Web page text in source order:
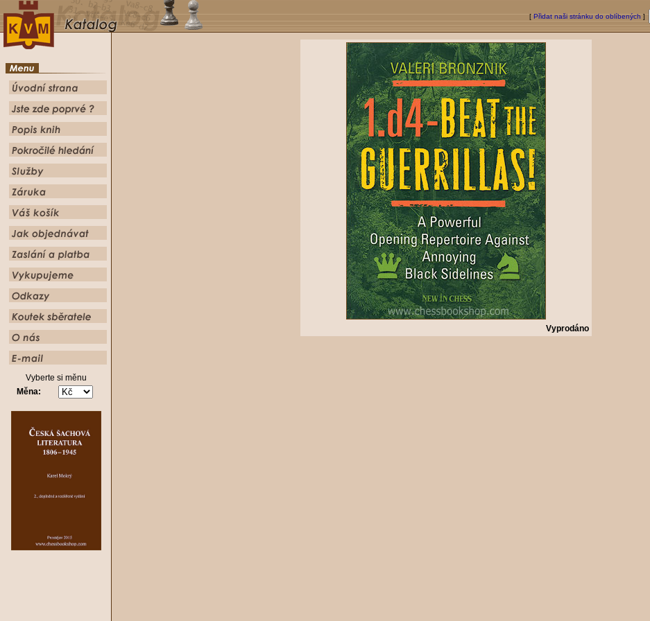
[ Přidat naši stránku do oblíbených ]
Vyberte si měnu
Měna:
Vyprodáno